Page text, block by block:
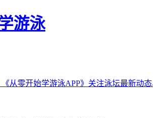
游泳
《从零开始学游泳APP》关注泳坛最新动